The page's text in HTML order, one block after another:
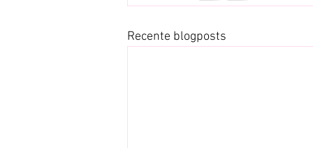
Recente blogposts